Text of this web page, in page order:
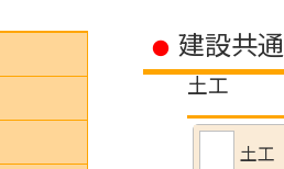
建設共
土工
土工